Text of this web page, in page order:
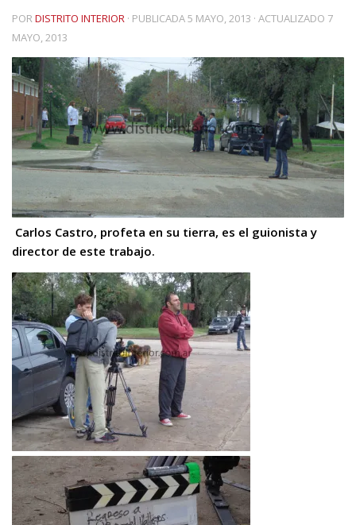
PORDISTRITO INTERIOR · PUBLICADA5 MAYO, 2013 · ACTUALIZADO 7
MAYO, 2013
Carlos Castro, profeta en su tierra, es el guionista y
director de este trabajo.